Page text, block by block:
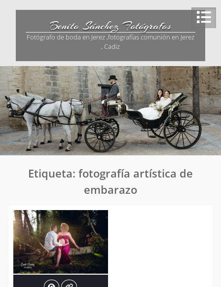
Benito Sánchez Fotógrafos
Fotógrafo de boda en Jerez ,fotografías comunión en Jerez
, Cadiz
Etiqueta: fotografía artística de
embarazo